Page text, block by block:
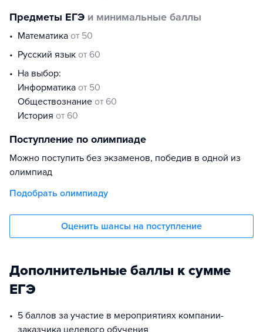
Предметы ЕГЭ и минимальные баллы
математика от 50
русский язык от 60
На выбор:
информатика от 50
обществознание от 60
история от 60
Поступление по олимпиаде
Можно поступить без экзаменов, победив в одной из
олимпиад
Подобрать олимпиаду
Оценить шансы на поступление
Дополнительные баллы к сумме
ЕГЭ
5 баллов за участие в мероприятиях компании-
заказчика целевого обучения